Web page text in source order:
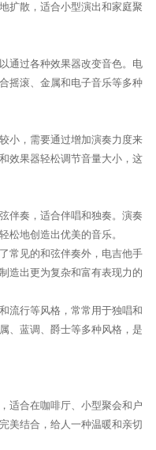
扩散，适合小型演出和家庭聚
通过各种效果器改变音色。电
摇滚、金属和电子音乐等多种
小，需要通过增加演奏力度来
效果器轻松调节音量大小，这
伴奏，适合伴唱和独奏。演奏
松地创造出优美的音乐。
常见的和弦伴奏外，电吉他手
造出更为复杂和富有表现力的
流行等风格，常常用于独唱和
、蓝调、爵士等多种风格，是
适合在咖啡厅、小型聚会和户
美结合，给人一种温暖和亲切